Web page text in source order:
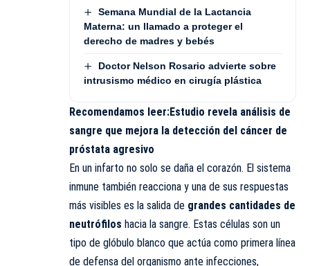
Semana Mundial de la Lactancia
Materna: un llamado a proteger el
derecho de madres y bebés
Doctor Nelson Rosario advierte sobre
intrusismo médico en cirugía plástica
Recomendamos leer:Estudio revela análisis de
sangre que mejora la detección del cáncer de
próstata agresivo
En un infarto no solo se daña el corazón. El sistema
inmune también reacciona y una de sus respuestas
más visibles es la salida de grandes cantidades de
neutrófilos hacia la sangre. Estas células son un
tipo de glóbulo blanco que actúa como primera línea
de defensa del organismo ante infecciones,